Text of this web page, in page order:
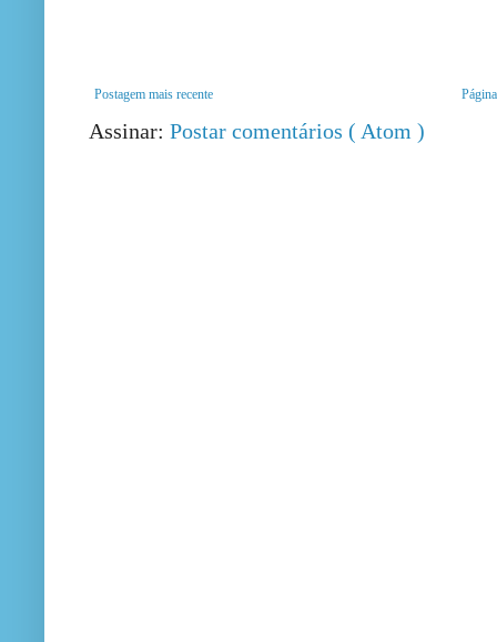
Postagem mais recente
Assinar: Postar comentários ( Atom )